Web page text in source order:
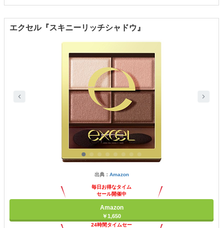
エクセル『スキニーリッチシャドウ』
出典： Amazon
毎日お得なタイム
セール開催中
Amazon
￥1,650
24時間タイムセー